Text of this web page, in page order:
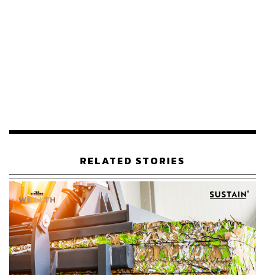
Economy) ไปแล้วประมาณ 30% ของพอร์ตสินเชื่อรวมของ
ธนาคาร หรือประมาณ 50,000 ล้านบาท และตั้งเป้าหมายจะ
ขยายสินเชื่อ BCG ของธนาคารเป็น 1 แสนล้านบาทภายในปี
2570 สนับสนุนการนำพลังงานสะอาดมาใช้พัฒนา
อุตสาหกรรม เพื่อรองรับการอุปโภคบริโภคและการค้าการ
ลงทุนระหว่างประเทศ ลดปัญหาสิ่งแวดล้อม โดยเฉพาะภาวะ
โลกร้อนและการเปลี่ยนแปลงทางสภาพภูมิอากาศที่ทวีความ
รุนแรงขึ้นเรื่อยๆ
RELATED STORIES